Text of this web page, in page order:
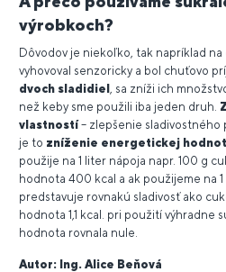
výrobkoch?
Dôvodov je niekoľko, tak napríklad na
vyhovoval senzoricky a bol chuťovo
dvoch sladidiel , sa zníži ich
než keby sme použili iba jeden druh.
vlastností– zlepšenie sladivostného
je to zníženie energetickej
použije na 1 liter nápoja napr. 100 g
hodnota 400 kcal a ak použijeme na
predstavuje rovnakú sladivosť ako
hodnota 1,1 kcal. pri použití výhradne
hodnota rovnala nule.
Autor: Ing. Alice Beňová